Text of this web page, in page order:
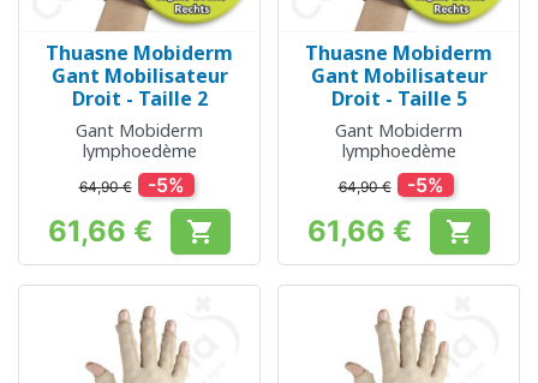
Thuasne Mobiderm
Gant Mobilisateur
Droit - Taille 2
Gant Mobiderm
lymphoedème
64,90 € -5%
Prix
61,66 € 
Thuasne Mobiderm
Gant Mobilisateur
Droit - Taille 5
Gant Mobiderm
lymphoedème
64,90 € -5%
Prix
61,66 € 